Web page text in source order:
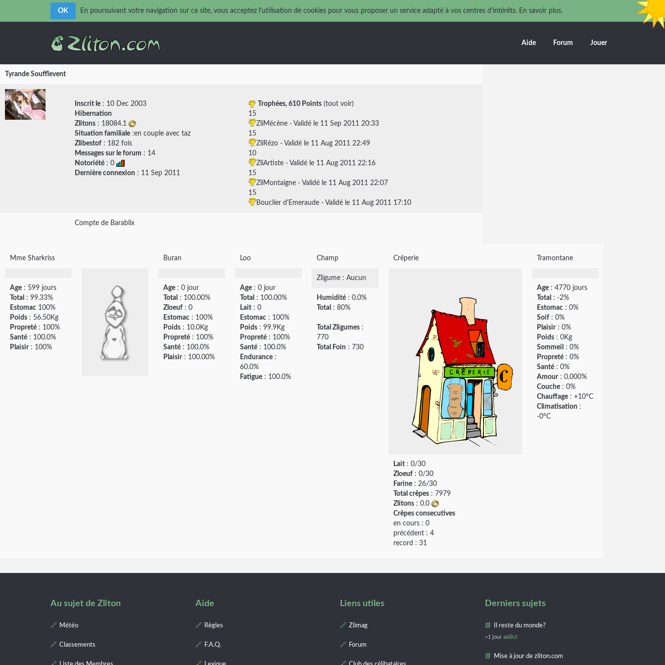
OK En poursuivant votre navigation sur ce site, vous acceptez l'utilisation de cookies pour vous proposer un service adapté à vos centres d'intérêts. En savoir plus.
Aide Forum Jouer
Tyrande Soufflevent
Inscrit le : 10 Dec 2003
Hibernation
Zlitons : 18084.1
Situation familiale :en couple avec taz
Zlibestof : 182 fois
Messages sur le forum : 14
Notoriété : 0
Dernière connexion : 11 Sep 2011
Trophées, 610 Points (tout voir)
15
ZliMécène - Validé le 11 Sep 2011 20:33
15
ZliRézo - Validé le 11 Aug 2011 22:49
10
ZliArtiste - Validé le 11 Aug 2011 22:16
15
ZliMontaigne - Validé le 11 Aug 2011 22:07
15
Bouclier d'Emeraude - Validé le 11 Aug 2011 17:10
Compte de Barablix
Mme Sharkriss
Age : 599 jours
Total : 99.33%
Estomac 100%
Poids : 56.50Kg
Propreté : 100%
Santé : 100.0%
Plaisir: 100%
Buran
Age : 0 jour
Total : 100.00%
Zloeuf : 0
Estomac : 100%
Poids : 10.0Kg
Propreté : 100%
Santé : 100.0%
Plaisir: 100.00%
Loo
Age : 0 jour
Total : 100.00%
Lait : 0
Estomac : 100%
Poids : 99.9Kg
Propreté : 100%
Santé : 100.0%
Endurance :
60.0%
Fatigue : 100.0%
Champ
Zligume : Aucun
Humidité : 0.0%
Total : 80%
Total Zligumes :
770
Total Foin : 730
Crêperie
Lait : 0/30
Zloeuf : 0/30
Farine : 26/30
Total crêpes : 7979
Zlitons : 0.0
Crêpes consecutives
en cours : 0
précédent : 4
record : 31
Tramontane
Age : 4770 jours
Total : -2%
Estomac : 0%
Soif : 0%
Plaisir: 0%
Poids : 0Kg
Sommeil
: 0%
Propreté : 0%
Santé : 0%
Amour: 0.000%
Couche : 0%
Chauffage : +10°C
Climatisation :
-0°C
Au sujet de Zliton
Météo
Classements
Aide
Règles
F.A.Q.
Liens utiles
Zlimag
Forum
Derniers sujets
Il reste du monde?
>1 jour addict
Mise à jour de zliton.com